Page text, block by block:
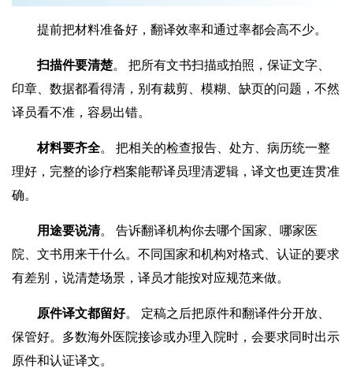
提前把材料准备好，翻译效率和通过率都会高不少。
‌扫描件要清楚。‌ 把所有文书扫描或拍照，保证文字、
印章、数据都看得清，别有裁剪、模糊、缺页的问题，不然
译员看不准，容易出错。
‌材料要齐全。‌ 把相关的检查报告、处方、病历统一整
理好，完整的诊疗档案能帮译员理清逻辑，译文也更连贯准
确。
用途要说清。‌ 告诉翻译机构你去哪个国家、哪家医
院、文书用来干什么。不同国家和机构对格式、认证的要求
有差别，说清楚场景，译员才能按对应规范来做。
原件译文都留好。‌ 定稿之后把原件和翻译件分开放、
保管好。多数海外医院接诊或办理入院时，会要求同时出示
原件和认证译文。